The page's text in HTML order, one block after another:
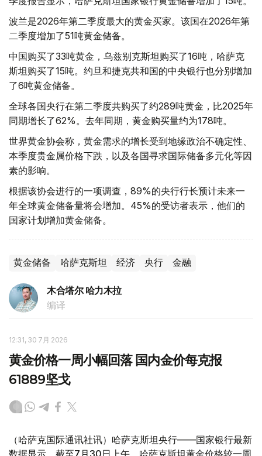
波兰是2026年第二季度最大的黄金买家。该国在2026年第
二季度增加了51吨黄金储备。
中国购买了33吨黄金，乌兹别克斯坦购买了16吨，哈萨克
斯坦购买了15吨。约旦和捷克共和国的中央银行也分别增加
了6吨黄金储备。
全球各国央行在第二季度共购买了约289吨黄金，比2025年
同期增长了62%。去年同期，黄金购买量约为178吨。
世界黄金协会称，黄金需求的增长受到地缘政治不确定性、
本季度贵金属价格下跌，以及各国寻求国际储备多元化等因
素的影响。
根据该协会进行的一项调查，89%的央行行长预计未来一
年全球黄金储备量将会增加。45%的受访者表示，他们的
国家计划增加黄金储备。
黄金储备 哈萨克斯坦 经济 央行 金融
木合塔尔 哈力木拉
编译
12:31, 30 7月 2026
黄金价格一周小幅回落 国内金价每克报
61889坚戈
（哈萨克国际通讯社讯）哈萨克斯坦央行——国家银行最新